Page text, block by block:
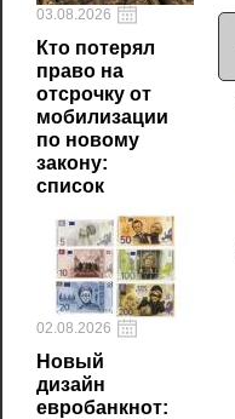
03.08.2026
Кто потерял
право на
отсрочку от
мобилизации
по новому
закону:
список
02.08.2026
Новый
дизайн
евробанкнот: